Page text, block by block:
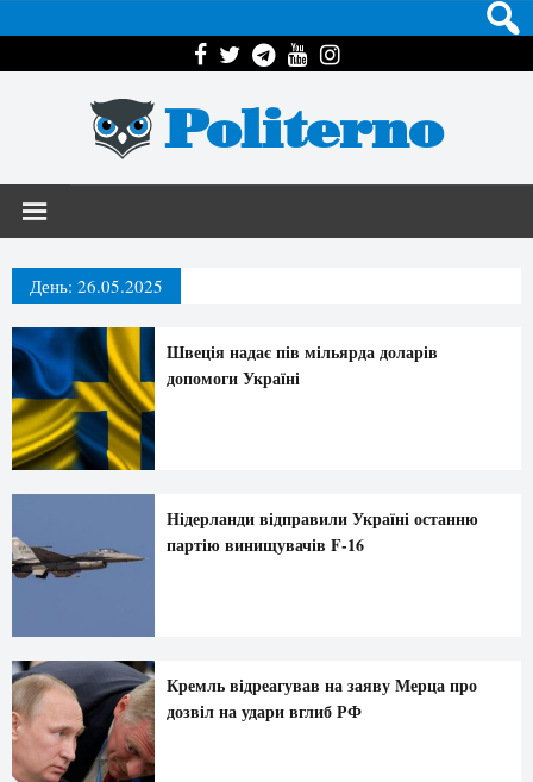
Politerno
День: 26.05.2025
Швеція надає пів мільярда доларів
допомоги Україні
Нідерланди відправили Україні останню
партію винищувачів F-16
Кремль відреагував на заяву Мерца про
дозвіл на удари вглиб РФ